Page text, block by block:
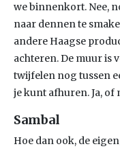
we binnenkort. Nee,
naar dennen te
andere Haagse
achteren. De muur is
twijfelen nog tussen
je kunt afhuren. Ja, of
Sambal
Hoe dan ook, de